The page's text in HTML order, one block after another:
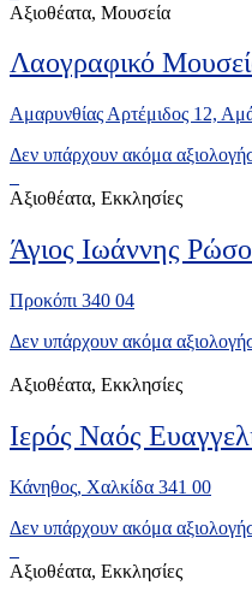
Αξιοθέατα, Μουσεία
Λαογραφικό
Αμαρυνθίας Αρτέμιδος 12,
Δεν υπάρχουν ακόμα
Αξιοθέατα, Εκκλησίες
Άγιος Ιωάννης
Προκόπι 340 04
Δεν υπάρχουν ακόμα
Αξιοθέατα, Εκκλησίες
Ιερός Ναός
Κάνηθος, Χαλκίδα 341 00
Δεν υπάρχουν ακόμα
Αξιοθέατα, Εκκλησίες